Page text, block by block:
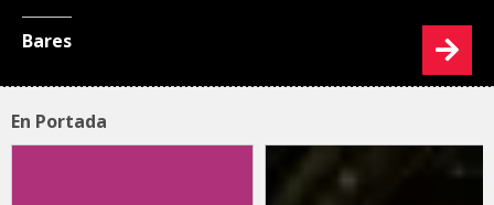
Bares
En Portada